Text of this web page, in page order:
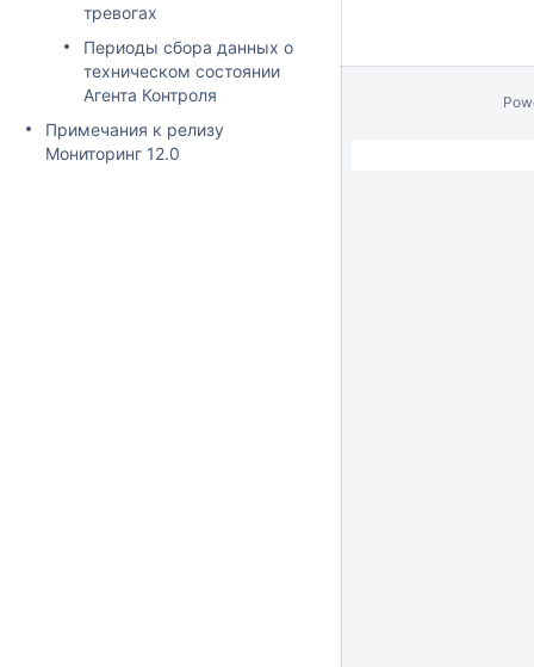
тревогах
Периоды сбора данных о
техническом состоянии
Агента Контроля
Примечания к релизу
Мониторинг 12.0